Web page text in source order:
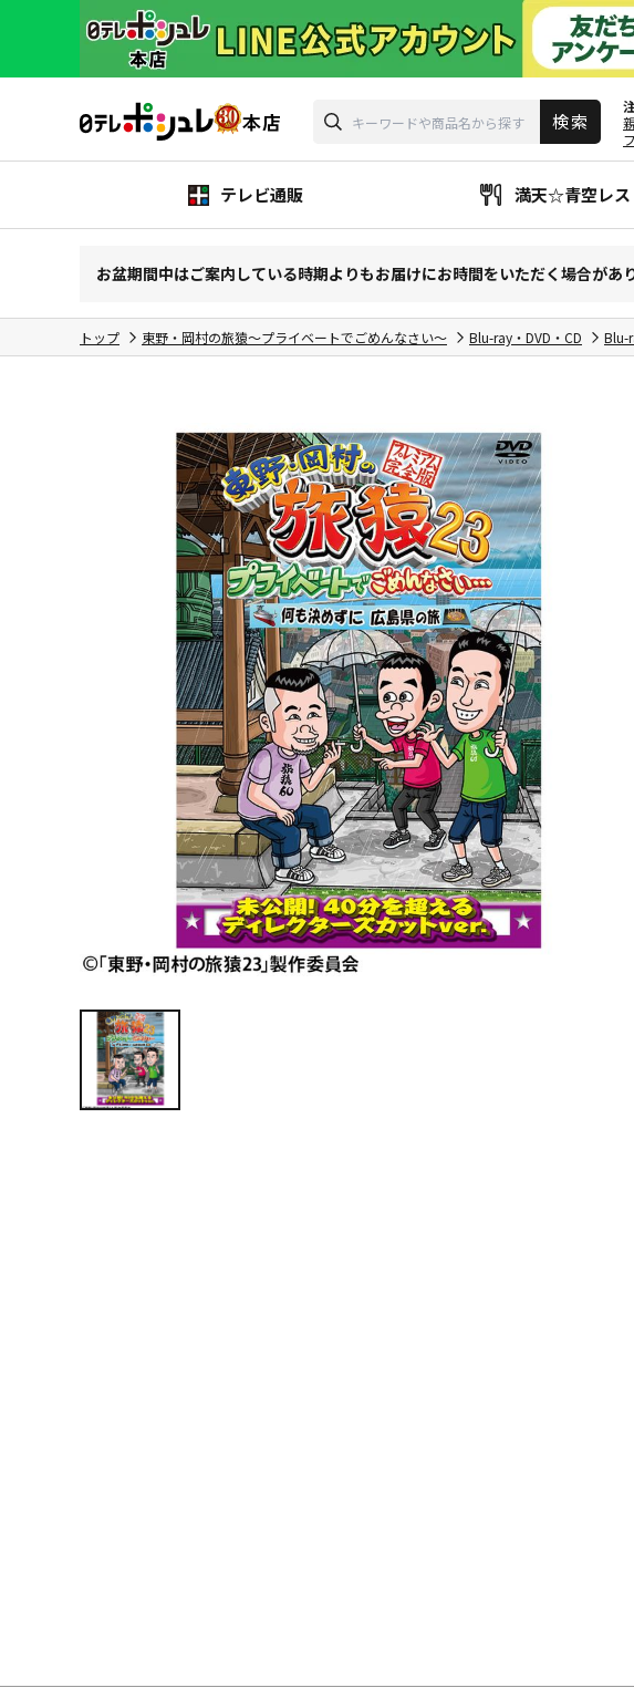
テレビ通販 満天☆青空レス
お盆期間中はご案内している時期よりもお届けにお時間をいただく場合があ
トップ 東野・岡村の旅猿～プライベートでごめんなさい～ Blu-ray・DVD・CD Blu-